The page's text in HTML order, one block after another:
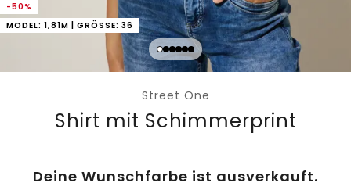
-50%
MODEL: 1,81M | GRÖSSE: 36
Street One
Shirt mit Schimmerprint
Deine Wunschfarbe ist ausverkauft.